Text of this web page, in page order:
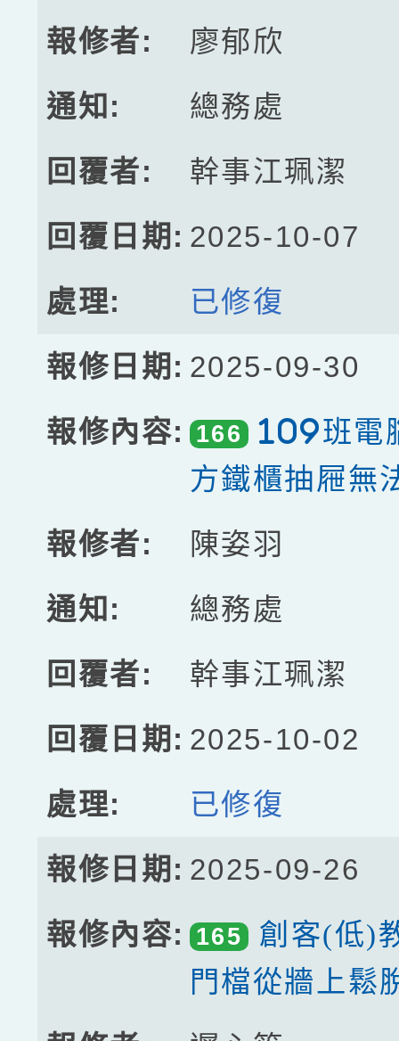
廖郁欣
總務處
幹事江珮潔
2025-10-07
已修復
2025-09-30
166
109班電
方鐵櫃抽屜無
陳姿羽
總務處
幹事江珮潔
2025-10-02
已修復
2025-09-26
165
創客(低)
門檔從牆上鬆